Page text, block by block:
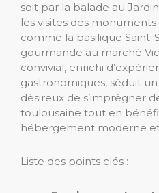
soit par la balade au
les visites des
comme la basilique
gourmande au marché
convivial, enrichi
gastronomiques, séduit
désireux de s’imprégner
toulousaine tout en
hébergement moderne
Liste des points clés :